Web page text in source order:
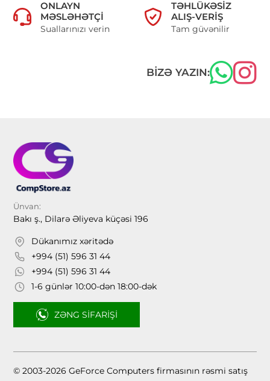
ONLAYN
MƏSLƏHƏTÇI
Suallarınızı verin
TƏHLÜKƏSIZ
ALIŞ-VERIŞ
Tam güvənilir
BIZƏ YAZIN:
Ünvan:
Bakı ş., Dilarə Əliyeva küçəsi 196
Dükanımız xəritədə
+994 (51) 596 31 44
+994 (51) 596 31 44
1-6 günlər 10:00-dən 18:00-dək
ZƏNG SIFARIŞI
© 2003-2026 GeForce Computers firmasının rəsmi satış